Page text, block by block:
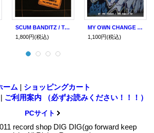
SCUM BANDITZ / Totally Incredible Scream (cd) Diwphalanx
1,800円(税込)
MY OWN CHANGE / one family ep (cd) One family
1,100円(税込)
ーム | ショッピングカート
| ご利用案内 （必ずお読みください！！！）
PCサイト
record shop DIG DIG(go forward keep